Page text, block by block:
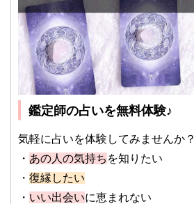
鑑定師の占いを無料体験♪
気軽に占いを体験してみませんか？
・ あの人の気持ち を知りたい
・ 復縁したい
・ いい出会いに恵まれない